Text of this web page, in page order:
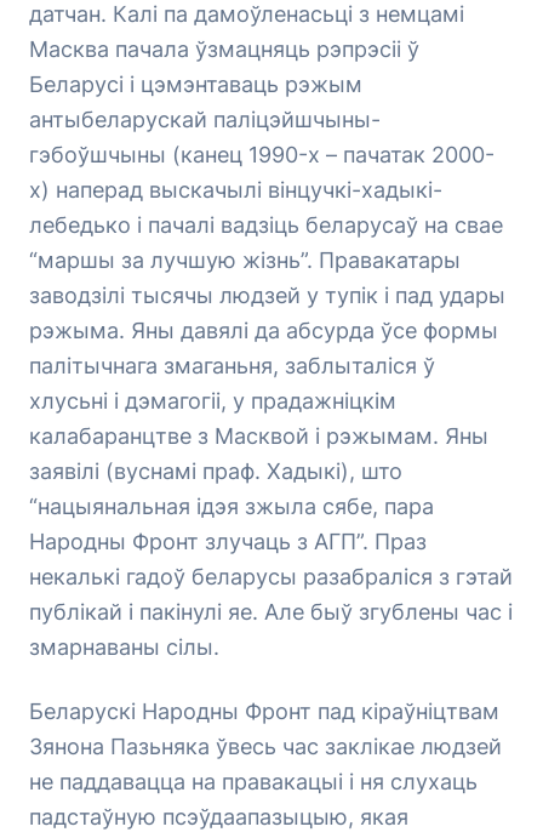
датчан. Калі па дамоўленасьці з немцамі
Масква пачала ўзмацняць рэпрэсіі ў
Беларусі і цэмэнтаваць рэжым
антыбеларускай паліцэйшчыны-
гэбоўшчыны (канец 1990-х – пачатак 2000-
х) наперад выскачылі вінцучкі-хадыкі-
лебедько і пачалі вадзіць беларусаў на свае
“маршы за лучшую жізнь”. Правакатары
заводзілі тысячы людзей у тупік і пад удары
рэжыма. Яны давялі да абсурда ўсе формы
палітычнага змаганьня, заблыталіся ў
хлусьні і дэмагогіі, у прадажніцкім
калабаранцтве з Масквой і рэжымам. Яны
заявілі (вуснамі праф. Хадыкі), што
“нацыянальная ідэя зжыла сябе, пара
Народны Фронт злучаць з АГП”. Праз
некалькі гадоў беларусы разабраліся з гэтай
публікай і пакінулі яе. Але быў згублены час і
змарнаваны сілы.
Беларускі Народны Фронт пад кіраўніцтвам
Зянона Пазьняка ўвесь час заклікае людзей
не паддавацца на правакацыі і ня слухаць
падстаўную псэўдаапазыцыю, якая